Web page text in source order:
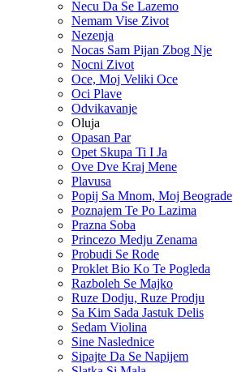
Necu Da Se Lazemo
Nemam Vise Zivot
Nezenja
Nocas Sam Pijan Zbog Nje
Nocni Zivot
Oce, Moj Veliki Oce
Oci Plave
Odvikavanje
Oluja
Opasan Par
Opet Skupa Ti I Ja
Ove Dve Kraj Mene
Plavusa
Popij Sa Mnom, Moj Beograde
Poznajem Te Po Lazima
Prazna Soba
Princezo Medju Zenama
Probudi Se Rode
Proklet Bio Ko Te Pogleda
Razboleh Se Majko
Ruze Dodju, Ruze Prodju
Sa Kim Sada Jastuk Delis
Sedam Violina
Sine Naslednice
Sipajte Da Se Napijem